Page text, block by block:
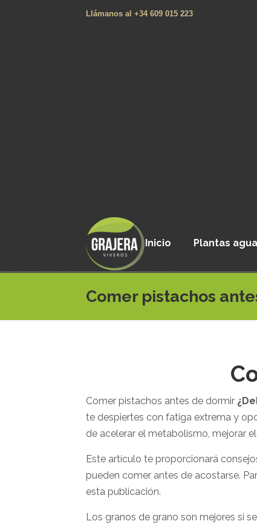
Llámanos al +34 609 015 223
Inicio Plantas
Comer pistachos
Comer pistachos antes de dormir
te despiertes con fatiga extrema y
de acelerar el metabolismo, mejorar
Este artículo te proporcionará
pueden comer antes de acostarse.
esta publicación.
Los granos de grano son mejores si